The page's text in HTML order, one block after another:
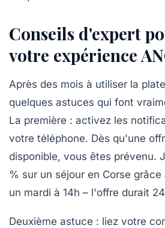
Conseils d'expert
votre expérience
Après des mois à utiliser la
quelques astuces qui font
La première : activez les
votre téléphone. Dès qu'une
disponible, vous êtes prévenu.
% sur un séjour en Corse
un mardi à 14h – l'offre durait
Deuxième astuce : liez votre